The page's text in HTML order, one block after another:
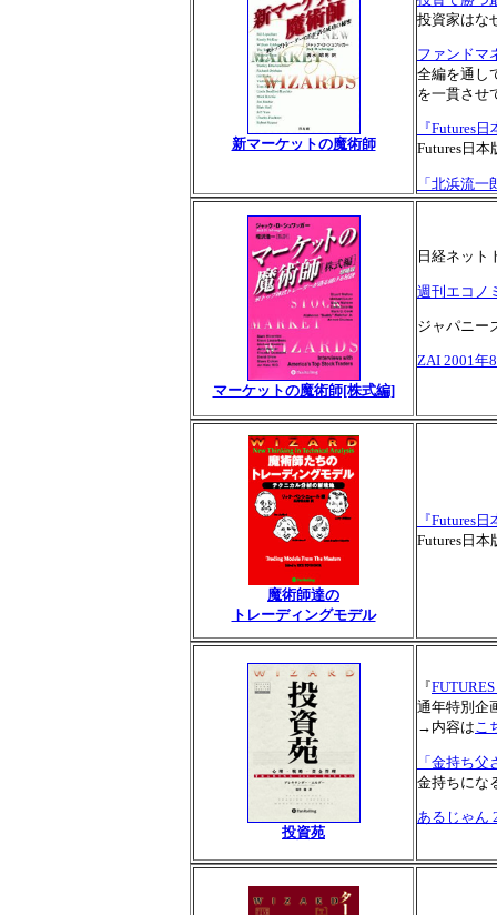
新マーケットの魔術師
投資家はな
ファンドマ
全編を通し
を一貫させ
『Futures
Futures日
「北浜流
マーケットの魔術師[株式編]
日経ネット
週刊エコノ
ジャパニー
ZAI 2001年
魔術師達の
トレーディングモデル
『Futures
Futures日
投資苑
『
通年特別企
→内容はこ
「金持ち
金持ちにな
あるじゃん